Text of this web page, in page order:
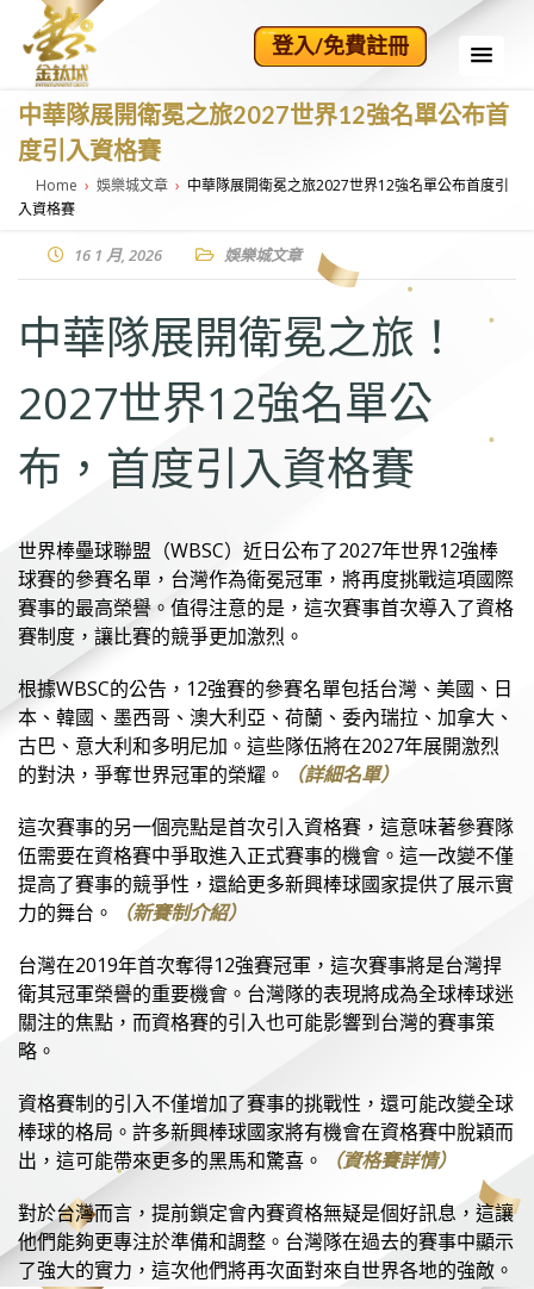
金鈦城娛樂
城
2024推薦
娛樂城 亞
洲第一娛樂
城代理
登入/免費註冊
中華隊展開衛冕之旅2027世界12強名單公布首
度引入資格賽
Home › 娛樂城文章 › 中華隊展開衛冕之旅2027世界12強名單公布首度引
入資格賽
16 1 月, 2026 娛樂城文章
中華隊展開衛冕之旅！
2027世界12強名單公
布，首度引入資格賽
世界棒壘球聯盟（WBSC）近日公布了2027年世界12強棒
球賽的參賽名單，台灣作為衛冕冠軍，將再度挑戰這項國際
賽事的最高榮譽。值得注意的是，這次賽事首次導入了資格
賽制度，讓比賽的競爭更加激烈。
根據WBSC的公告，12強賽的參賽名單包括台灣、美國、日
本、韓國、墨西哥、澳大利亞、荷蘭、委內瑞拉、加拿大、
古巴、意大利和多明尼加。這些隊伍將在2027年展開激烈
的對決，爭奪世界冠軍的榮耀。
（詳細名單）
這次賽事的另一個亮點是首次引入資格賽，這意味著參賽隊
伍需要在資格賽中爭取進入正式賽事的機會。這一改變不僅
提高了賽事的競爭性，還給更多新興棒球國家提供了展示實
力的舞台。
（新賽制介紹）
台灣在2019年首次奪得12強賽冠軍，這次賽事將是台灣捍
衛其冠軍榮譽的重要機會。台灣隊的表現將成為全球棒球迷
關注的焦點，而資格賽的引入也可能影響到台灣的賽事策
略。
資格賽制的引入不僅增加了賽事的挑戰性，還可能改變全球
棒球的格局。許多新興棒球國家將有機會在資格賽中脫穎而
出，這可能帶來更多的黑馬和驚喜。
（資格賽詳情）
對於台灣而言，提前鎖定會內賽資格無疑是個好訊息，這讓
他們能夠更專注於準備和調整。台灣隊在過去的賽事中顯示
了強大的實力，這次他們將再次面對來自世界各地的強敵。